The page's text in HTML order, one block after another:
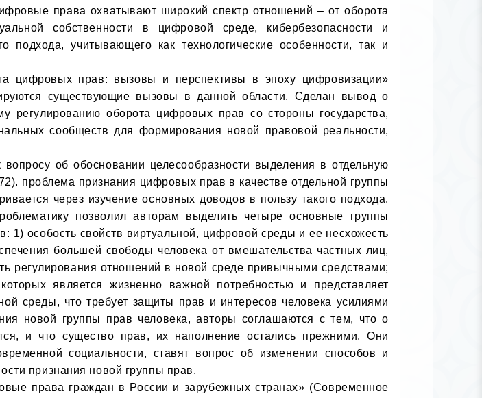
права охватывают широкий спектр отношений – от оборота
собственности в цифровой среде, кибербезопасности и
подхода, учитывающего как технологические особенности, так и
существующие вызовы в данной области. Сделан вывод о
регулированию оборота цифровых прав со стороны государства,
сообществ для формирования новой правовой реальности,
проблема признания цифровых прав в качестве отдельной группы
через изучение основных доводов в пользу такого подхода.
позволил авторам выделить четыре основные группы
1) особость свойств виртуальной, цифровой среды и ее несхожесть
большей свободы человека от вмешательства частных лиц,
регулирования отношений в новой среде привычными средствами;
является жизненно важной потребностью и представляет
среды, что требует защиты прав и интересов человека усилиями
новой группы прав человека, авторы соглашаются с тем, что о
и что существо прав, их наполнение остались прежними. Они
социальности, ставят вопрос об изменении способов и
признания новой группы прав.